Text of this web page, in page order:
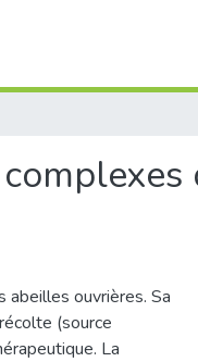
ouvrières. Sa
(source
La